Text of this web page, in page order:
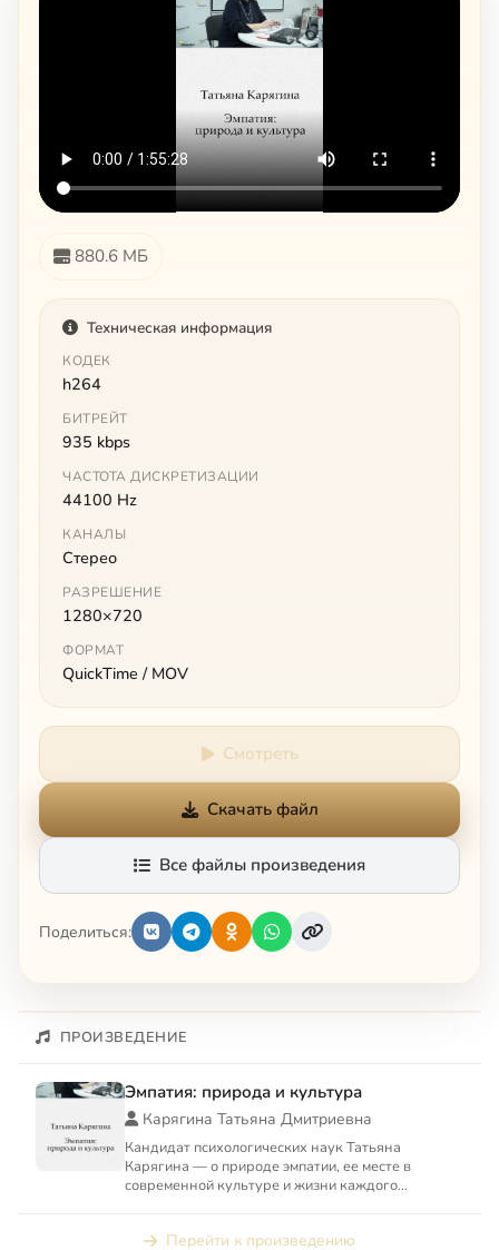
880.6 МБ
Техническая информация
КОДЕК
h264
БИТРЕЙТ
935 kbps
ЧАСТОТА ДИСКРЕТИЗАЦИИ
44100 Hz
КАНАЛЫ
Стерео
РАЗРЕШЕНИЕ
1280×720
ФОРМАТ
QuickTime / MOV
Смотреть
Скачать файл
Все файлы произведения
Поделиться:
ПРОИЗВЕДЕНИЕ
Эмпатия: природа и культура
Карягина Татьяна Дмитриевна
Кандидат психологических наук Татьяна
Карягина — о природе эмпатии, ее месте в
современной культуре и жизни каждого
Перейти к произведению